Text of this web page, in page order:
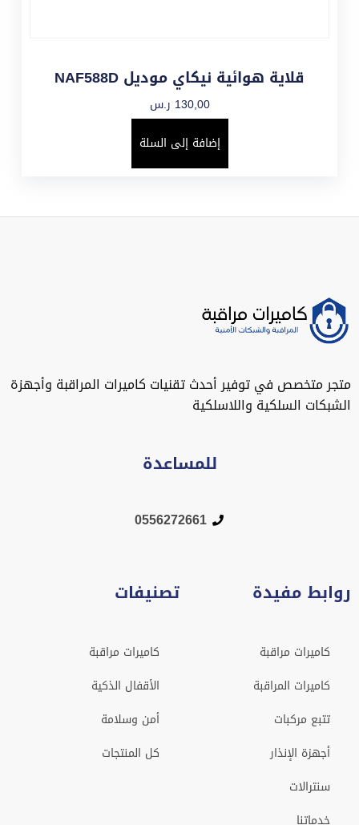
قلاية هوائية نيكاي موديل NAF588D
130,00 ر.س
إضافة إلى السلة
متجر متخصص في توفير أحدث تقنيات كاميرات المراقبة وأجهزة
الشبكات السلكية واللاسلكية
للمساعدة
0556272661
روابط مفيدة
كاميرات مراقبة
كاميرات المراقبة
تتبع مركبات
أجهزة الإنذار
سنترالات
خدماتنا
تصنيفات
كاميرات مراقبة
الأقفال الذكية
أمن وسلامة
كل المنتجات